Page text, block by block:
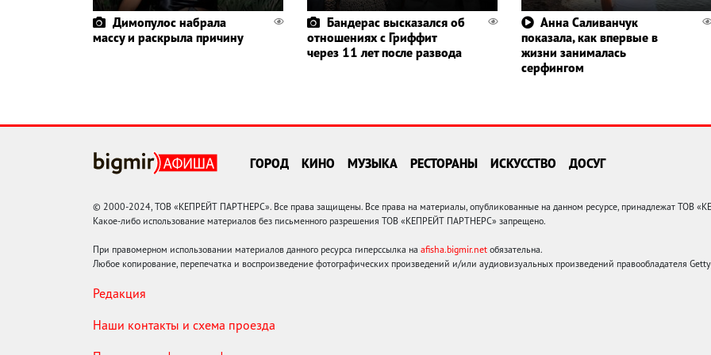
Димопулос набрала
массу и раскрыла причину
Бандерас высказался об
отношениях с Гриффит
через 11 лет после развода
Анна Саливанчук
показала, как впервые в
жизни занималась
серфингом
ГОРОД КИНО МУЗЫКА РЕСТОРАНЫ ИСКУССТВО ДОСУГ
© 2000-2024, ТОВ «КЕПРЕЙТ ПАРТНЕРС». Все права защищены. Все права на материалы, опубликованные на данном ресурсе, принадлежат ТОВ
Какое-либо использование материалов без письменного разрешения ТОВ «КЕПРЕЙТ ПАРТНЕРС» запрещено.
При правомерном использовании материалов данного ресурса гиперссылка на afisha.bigmir.net обязательна.
Любое копирование, перепечатка и воспроизведение фотографических произведений и/или аудиовизуальных произведений правообладателя
Редакция
Наши контакты и схема проезда